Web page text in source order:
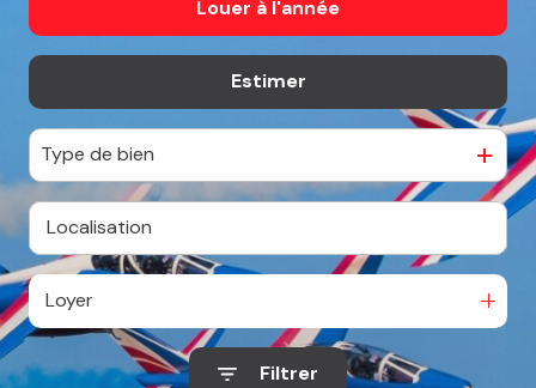
partenaires
contact
Louer à l'année
Estimer
Type de bien
Loyer
Filtrer